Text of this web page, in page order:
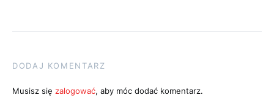
DODAJ KOMENTARZ
Musisz się zalogować, aby móc dodać komentarz.